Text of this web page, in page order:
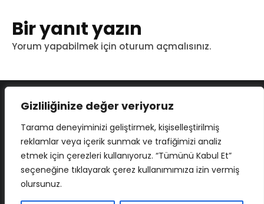
Gizliliğinize değer veriyoruz
Tarama deneyiminizi geliştirmek, kişiselleştirilmiş
reklamlar veya içerik sunmak ve trafiğimizi analiz
etmek için çerezleri kullanıyoruz. “Tümünü Kabul Et”
seçeneğine tıklayarak çerez kullanımımıza izin vermiş
olursunuz.
Bir yanıt yazın
Yorum yapabilmek için oturum açmalısınız.